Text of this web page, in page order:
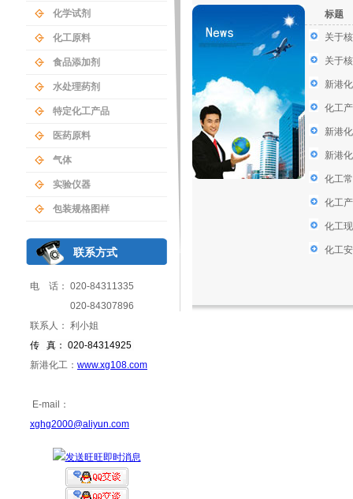
化学试剂
化工原料
食品添加剂
水处理药剂
特定化工产品
医药原料
气体
实验仪器
包装规格图样
联系方式
电 话： 020-84311335
020-84307896
联系人： 利小姐
传 真： 020-84314925
新港化工： www.xg108.com
E-mail：
xghg2000@aliyun.com
标题
关于
关于
新港
化工
新港
新港
化工
化工
化工
化工